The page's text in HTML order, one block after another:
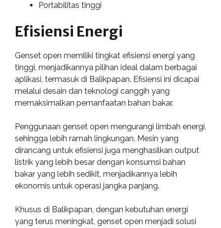
Portabilitas tinggi
Efisiensi Energi
Genset open memiliki tingkat efisiensi energi yang
tinggi, menjadikannya pilihan ideal dalam berbagai
aplikasi, termasuk di Balikpapan. Efisiensi ini dicapai
melalui desain dan teknologi canggih yang
memaksimalkan pemanfaatan bahan bakar.
Penggunaan genset open mengurangi limbah energi,
sehingga lebih ramah lingkungan. Mesin yang
dirancang untuk efisiensi juga menghasilkan output
listrik yang lebih besar dengan konsumsi bahan
bakar yang lebih sedikit, menjadikannya lebih
ekonomis untuk operasi jangka panjang.
Khusus di Balikpapan, dengan kebutuhan energi
yang terus meningkat, genset open menjadi solusi